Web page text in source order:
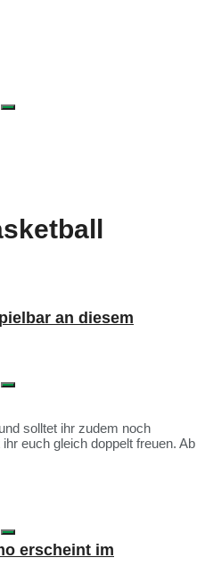
an diesem
solltet ihr zudem noch
euch gleich doppelt freuen. Ab
erscheint im